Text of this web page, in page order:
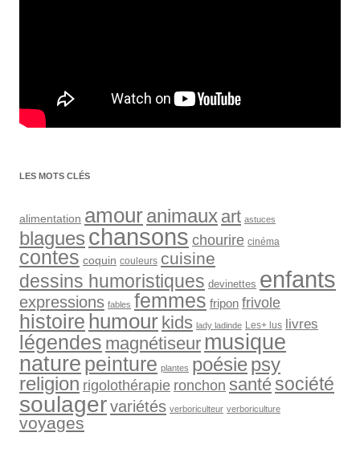
LES MOTS CLÉS
alimentation amouranimaux art astuces
blagues chansons chourire cinéma
contes coquin couleurs cuisine
dessins humoristiques devinettes enfants
expressions fables femmes fripon frivole
histoire humour kids lady ladinde Les+ lus livres
légendes magnétiseur musique
nature peinture plantes poésiepsy
religion rigolothérapie ronchon santé société
soulagervariétés verboriculteur verboriculture
voyages